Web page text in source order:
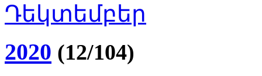
Դեկտեմբեր
2020 (12/104)